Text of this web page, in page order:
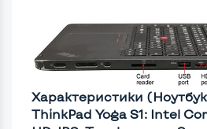
Характеристики
ThinkPad Yoga S1: Intel